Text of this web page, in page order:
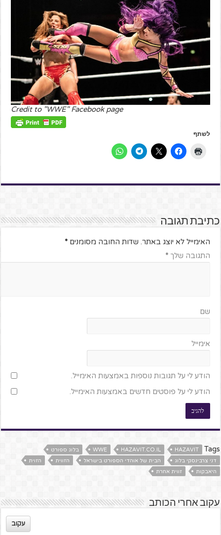
Credit to "WWE" Facebook page
לשתף
כתיבת תגובה
האימייל לא יוצג באתר. שדות החובה מסומנים*
התגובה שלך*
שם
אימייל
הודע לי על תגובות נוספות באמצעות האימייל.
הודע לי על פוסטים חדשים באמצעות האימייל.
Tags
HAZAVIT
HAZAVIT.CO.IL
WWE
בלוג ספורט
דני צרבינסקי בלוג
הבית של אוהדי הספורט בישראל הזווית
הזוית
היאבקות
זווית אחרת
עקוב אחרי הכותב
עקוב